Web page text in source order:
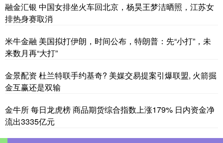
融金汇银 中国女排坐火车回北京，杨昊王梦洁晒照，江苏女
排热身赛取消
米牛金融 美国拟打伊朗，时间公布，特朗普：先“小打”，未
来数月再“大打”
金景配资 杜兰特联手约基奇? 美媒交易提案引爆联盟, 火箭掘
金互赢还是双输
金牛所 每日龙虎榜 商品期货综合指数上涨179% 日内资金净
流出3335亿元